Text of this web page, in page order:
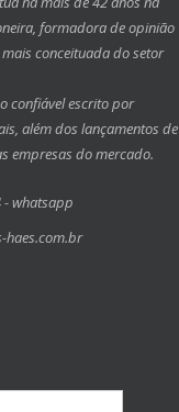
formadora de opinião
conceituada do setor
confiável escrito por
além dos lançamentos de
empresas do mercado.
- whatsapp
haes.com.br